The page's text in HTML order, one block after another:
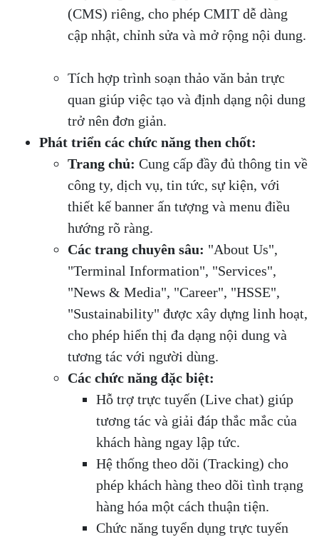
(CMS) riêng, cho phép CMIT dễ dàng
cập nhật, chỉnh sửa và mở rộng nội dung.
Tích hợp trình soạn thảo văn bản trực
quan giúp việc tạo và định dạng nội dung
trở nên đơn giản.
Phát triển các chức năng then chốt:
Trang chủ: Cung cấp đầy đủ thông tin về
công ty, dịch vụ, tin tức, sự kiện, với
thiết kế banner ấn tượng và menu điều
hướng rõ ràng.
Các trang chuyên sâu: "About Us",
"Terminal Information", "Services",
"News & Media", "Career", "HSSE",
"Sustainability" được xây dựng linh hoạt,
cho phép hiển thị đa dạng nội dung và
tương tác với người dùng.
Các chức năng đặc biệt:
Hỗ trợ trực tuyến (Live chat) giúp
tương tác và giải đáp thắc mắc của
khách hàng ngay lập tức.
Hệ thống theo dõi (Tracking) cho
phép khách hàng theo dõi tình trạng
hàng hóa một cách thuận tiện.
Chức năng tuyển dụng trực tuyến